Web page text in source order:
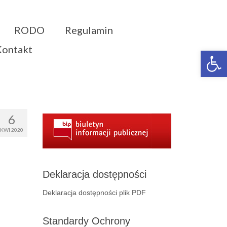
RODO
Regulamin
6
KWI 2020
Deklaracja dostępności
Deklaracja dostępności plik PDF
Standardy Ochrony